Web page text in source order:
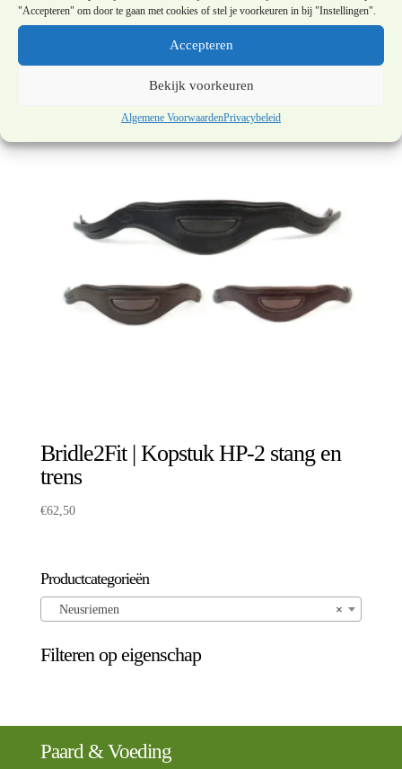
"Accepteren" om door te gaan met cookies of stel je voorkeuren in bij "Instellingen".
Accepteren
Bekijk voorkeuren
Algemene VoorwaardenPrivacybeleid
steentjes en pareltjes
Bridle2Fit | Kopstuk HP-2 stang en
trens
€62,50
Productcategorieën
×
Neusriemen
Filteren op eigenschap
Paard & Voeding